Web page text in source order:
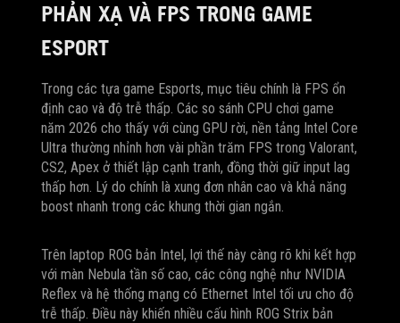
PHẢN XẠ VÀ FPS TRONG GAME
ESPORT
Trong các tựa game Esports, mục tiêu chính là FPS ổn
định cao và độ trễ thấp. Các so sánh CPU chơi game
năm 2026 cho thấy với cùng GPU rời, nền tảng Intel Core
Ultra thường nhỉnh hơn vài phần trăm FPS trong Valorant,
CS2, Apex ở thiết lập cạnh tranh, đồng thời giữ input lag
thấp hơn. Lý do chính là xung đơn nhân cao và khả năng
boost nhanh trong các khung thời gian ngắn.
Trên laptop ROG bản Intel, lợi thế này càng rõ khi kết hợp
với màn Nebula tần số cao, các công nghệ như NVIDIA
Reflex và hệ thống mạng có Ethernet Intel tối ưu cho độ
trễ thấp. Điều này khiến nhiều cấu hình ROG Strix bản